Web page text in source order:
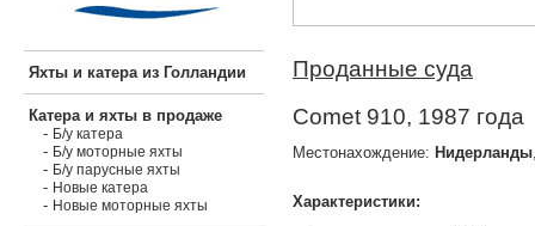
Яхты и катера из Голландии
Катера и яхты в продаже
- Б/у катера
- Б/у моторные яхты
- Б/у парусные яхты
- Новые катера
- Новые моторные яхты
Проданные суда
Comet 910, 1987 года
Местонахождение: Нидерланды
Характеристики: